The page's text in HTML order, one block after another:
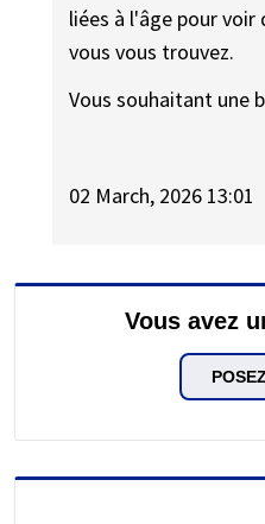
liées à l'âge pour
vous vous trouvez.
Vous souhaitant une
02 March, 2026 13:01
Vous avez